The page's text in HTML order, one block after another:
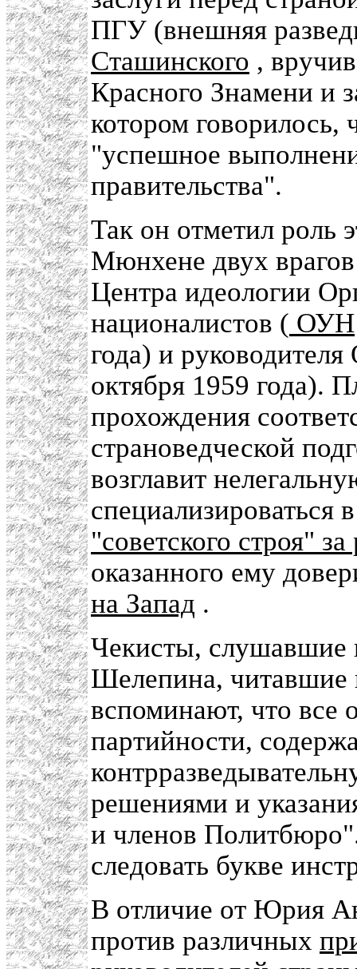
ПГУ (внешняя
Сташинского ,
Красного Знамени и
котором говорилось,
"успешное
правительства".
Так он отметил роль
Мюнхене двух врагов
Центра идеологии
националистов ( ОУН
года) и
октября 1959 года).
прохождения
страноведческой
возглавит
специализироваться
"советского строя"
оказанного ему
на Запад .
Чекисты, слушавшие
Шелепина, читавшие
вспоминают, что
партийности,
решениями и
и членов
следовать букве
В отличие от Юрия
против различных